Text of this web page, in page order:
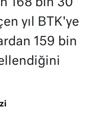
168 bin 30
yıl BTK'ye
159 bin